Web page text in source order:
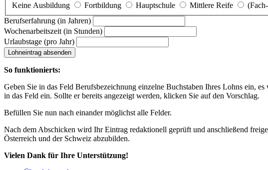
Keine Ausbildung
Fortbildung Hauptschule Mittlere Reife
Berufserfahrung (in Jahren)
Wochenarbeitszeit (in Stunden)
Urlaubstage (pro Jahr)
Lohneintrag absenden
So funktionierts:
Geben Sie in das Feld Berufsbezeichnung einzelne Buchstaben Ihres Lohns ein,
in das Feld ein. Sollte er bereits angezeigt werden, klicken Sie auf den Vorschlag.
Befüllen Sie nun nach einander möglichst alle Felder.
Nach dem Abschicken wird Ihr Eintrag redaktionell geprüft und anschließend
Österreich und der Schweiz abzubilden.
Vielen Dank für Ihre Unterstützung!